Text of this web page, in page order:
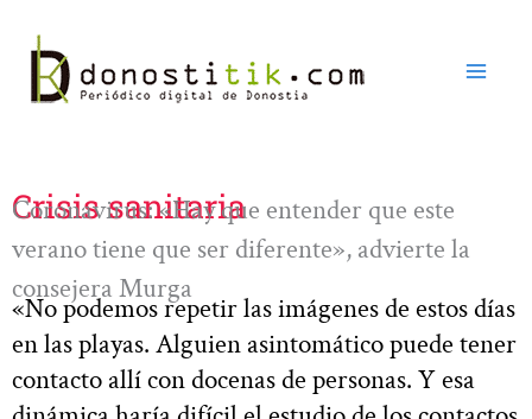
contenido
Crisis sanitaria
Coronavirus: «Hay que entender que este
verano tiene que ser diferente», advierte la
consejera Murga
«No podemos repetir las imágenes de estos días
en las playas. Alguien asintomático puede tener
contacto allí con docenas de personas. Y esa